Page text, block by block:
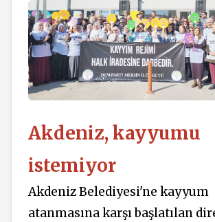
Akdeniz, kayyumu
istemiyor
Akdeniz Belediyesi'ne kayyum
atanmasına karşı başlatılan